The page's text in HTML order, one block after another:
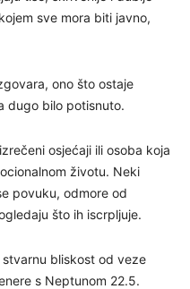
sve mora biti javno,
ono što ostaje
dugo bilo potisnuto.
osjećaji ili osoba koja
životu. Neki
povuku, odmore od
što ih iscrpljuje.
bliskost od veze
s Neptunom 22.5.